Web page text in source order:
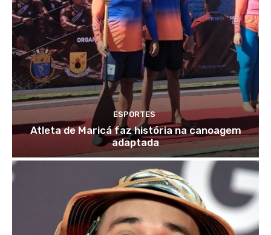
ESPORTES
Atleta de Maricá faz história na canoagem
adaptada